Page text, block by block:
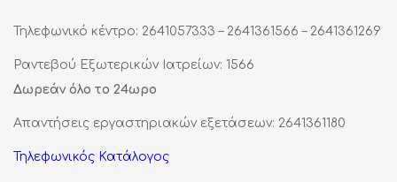
Τηλεφωνικό κέντρο: 2641057333 – 2641361566 – 2641361269
Ραντεβού Εξωτερικών Ιατρείων: 1566
Δωρεάν όλο το 24ωρο
Απαντήσεις εργαστηριακών εξετάσεων: 2641361180
Τηλεφωνικός Κατάλογος